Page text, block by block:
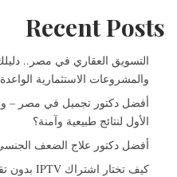
Recent Posts
التسويق العقاري في مصر..
والمشروعات الاستثمارية الواعدة
أفضل دكتور تجميل في مصر –
الأول لنتائج طبيعية وآمنة؟
أفضل دكتور علاج الضعف
كيف تختار اشتراك IPTV بدون تقطيع لمشاهدة المباريات بثبات عالي؟